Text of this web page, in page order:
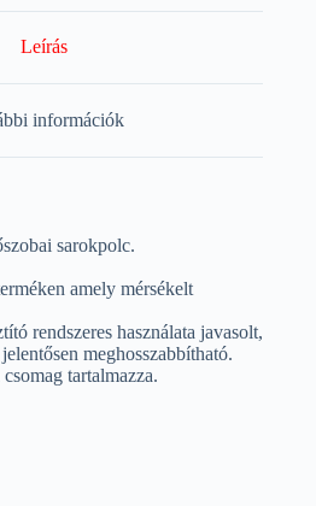
Leírás
információk
sarokpolc.
amely mérsékelt
rendszeres használata javasolt,
meghosszabbítható.
tartalmazza.